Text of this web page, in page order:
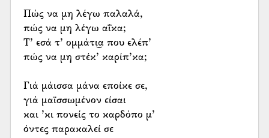
Πώς να μη λέγω παλαλά,
πώς να μη λέγω αΐκα;
Τ’ εσά τ’ ομμάτι͜α που ελέπ’
πώς να μη στέκ’ καρίπ’κα;
Γιά μάισσα μάνα εποίκε σε,
γιά μαϊσσωμένον είσαι
και ’κι πονείς το καρδόπο μ’
όντες παρακαλεί σε